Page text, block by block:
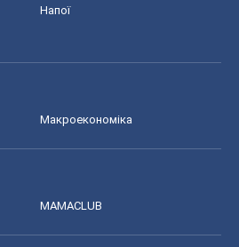
Напої
Макроекономіка
MAMACLUB